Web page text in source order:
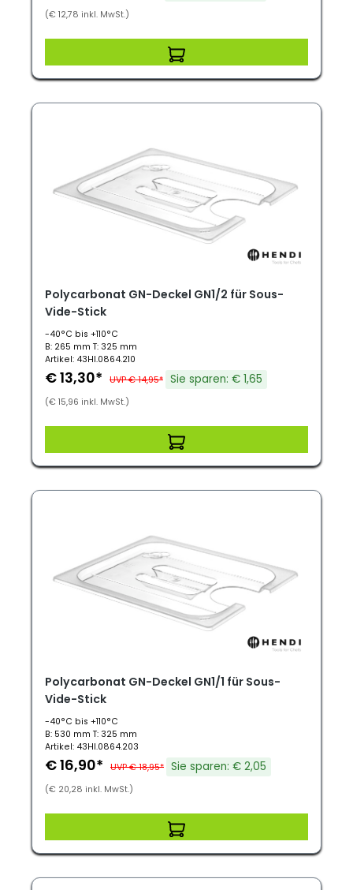
(€ 12,78 inkl. MwSt.)
Polycarbonat GN-Deckel GN1/2 für Sous-
Vide-Stick
-40°C bis +110°C
B: 265 mm T: 325 mm
Artikel: 43HI.0864.210
€ 13,30* UVP € 14,95* Sie sparen: € 1,65
(€ 15,96 inkl. MwSt.)
Polycarbonat GN-Deckel GN1/1 für Sous-
Vide-Stick
-40°C bis +110°C
B: 530 mm T: 325 mm
Artikel: 43HI.0864.203
€ 16,90* UVP € 18,95* Sie sparen: € 2,05
(€ 20,28 inkl. MwSt.)